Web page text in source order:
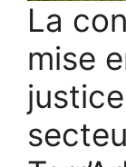
La
mise